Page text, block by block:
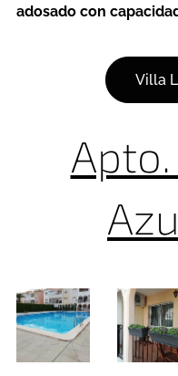
adosado con
Villa